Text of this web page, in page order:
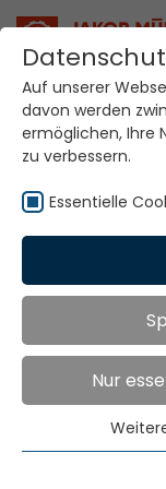
Home
East Bureau for
S.I.E.
P.O. Box 11164
Baghdad
Auf unserer
davon werden
ermöglichen, Ihre
zu verbessern.
Essentielle
Nur
Essentielle
Essentielle